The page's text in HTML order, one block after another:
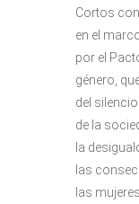
Cortos
en el
por el
género,
del
de la
la
las
las